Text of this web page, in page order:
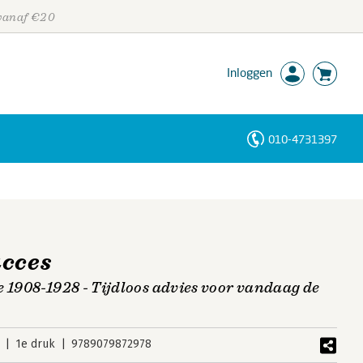
€20
Inloggen
010-4731397
1908-1928 - Tijdloos advies voor vandaag de
1e druk 9789079872978
Personen